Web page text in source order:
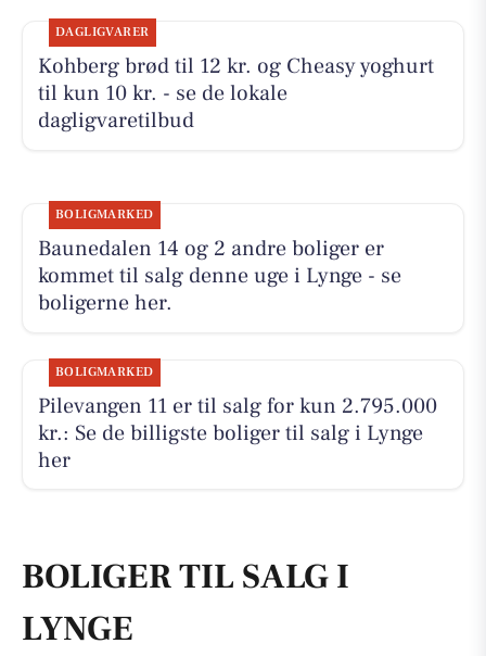
DAGLIGVARER
Kohberg brød til 12 kr. og Cheasy yoghurt
til kun 10 kr. - se de lokale
dagligvaretilbud
BOLIGMARKED
Baunedalen 14 og 2 andre boliger er
kommet til salg denne uge i Lynge - se
boligerne her.
BOLIGMARKED
Pilevangen 11 er til salg for kun 2.795.000
kr.: Se de billigste boliger til salg i Lynge
her
BOLIGER TIL SALG I
LYNGE